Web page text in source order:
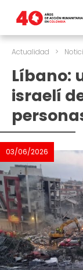
Actualidad >
Líbano:
israelí
03/06/2026